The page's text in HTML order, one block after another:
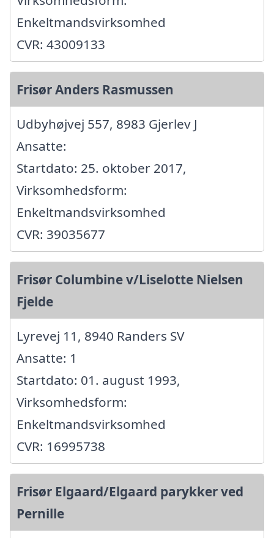
Enkeltmandsvirksomhed
CVR: 43009133
Frisør Anders Rasmussen
Udbyhøjvej 557, 8983 Gjerlev J
Ansatte:
Startdato: 25. oktober 2017,
Virksomhedsform:
Enkeltmandsvirksomhed
CVR: 39035677
Frisør Columbine v/Liselotte Nielsen
Fjelde
Lyrevej 11, 8940 Randers SV
Ansatte: 1
Startdato: 01. august 1993,
Virksomhedsform:
Enkeltmandsvirksomhed
CVR: 16995738
Frisør Elgaard/Elgaard parykker ved
Pernille